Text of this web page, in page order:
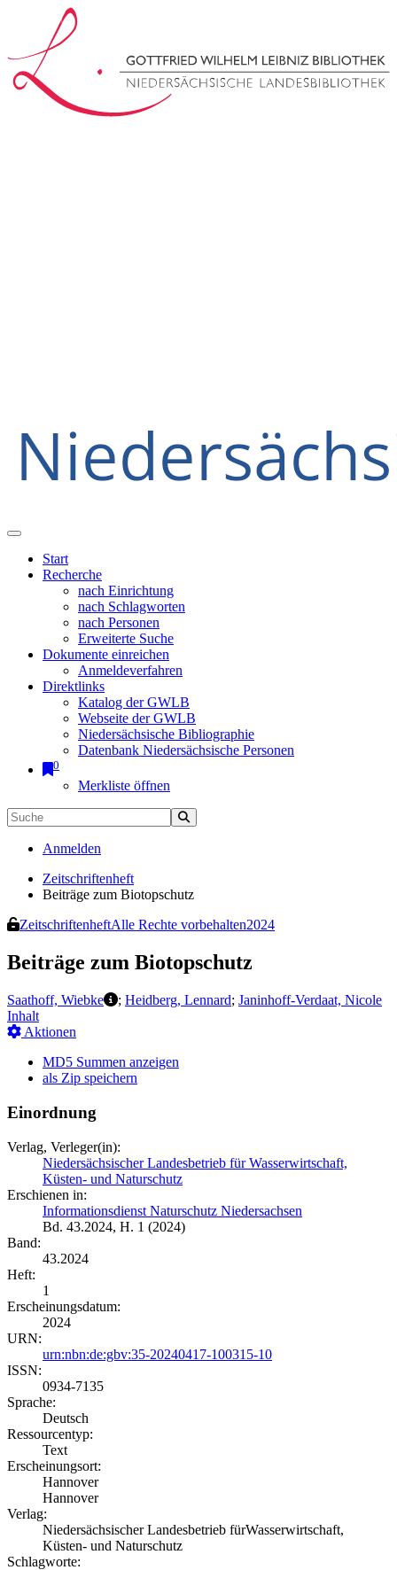
Start
Recherche
nach Einrichtung
nach Schlagworten
nach Personen
Erweiterte Suche
Dokumente einreichen
Anmeldeverfahren
Direktlinks
Katalog der GWLB
Webseite der GWLB
Niedersächsische Bibliographie
Datenbank Niedersächsische Personen
0
Merkliste öffnen
Anmelden
Zeitschriftenheft
Beiträge zum Biotopschutz
ZeitschriftenheftAlle Rechte vorbehalten2024
Beiträge zum Biotopschutz
Saathoff, Wiebke ; Heidberg, Lennard; Janinhoff-Verdaat, Nicole
Inhalt
Aktionen
MD5 Summen anzeigen
als Zip speichern
Einordnung
Verlag, Verleger(in):
Niedersächsischer Landesbetrieb für Wasserwirtschaft,
Küsten- und Naturschutz
Erschienen in:
Informationsdienst Naturschutz Niedersachsen
Bd. 43.2024, H. 1 (2024)
Band:
43.2024
Heft:
1
Erscheinungsdatum:
2024
URN:
urn:nbn:de:gbv:35-20240417-100315-10
ISSN:
0934-7135
Sprache:
Deutsch
Ressourcentyp:
Text
Erscheinungsort:
Hannover
Hannover
Verlag:
Niedersächsischer Landesbetrieb fürWasserwirtschaft,
Küsten- und Naturschutz
Schlagworte: